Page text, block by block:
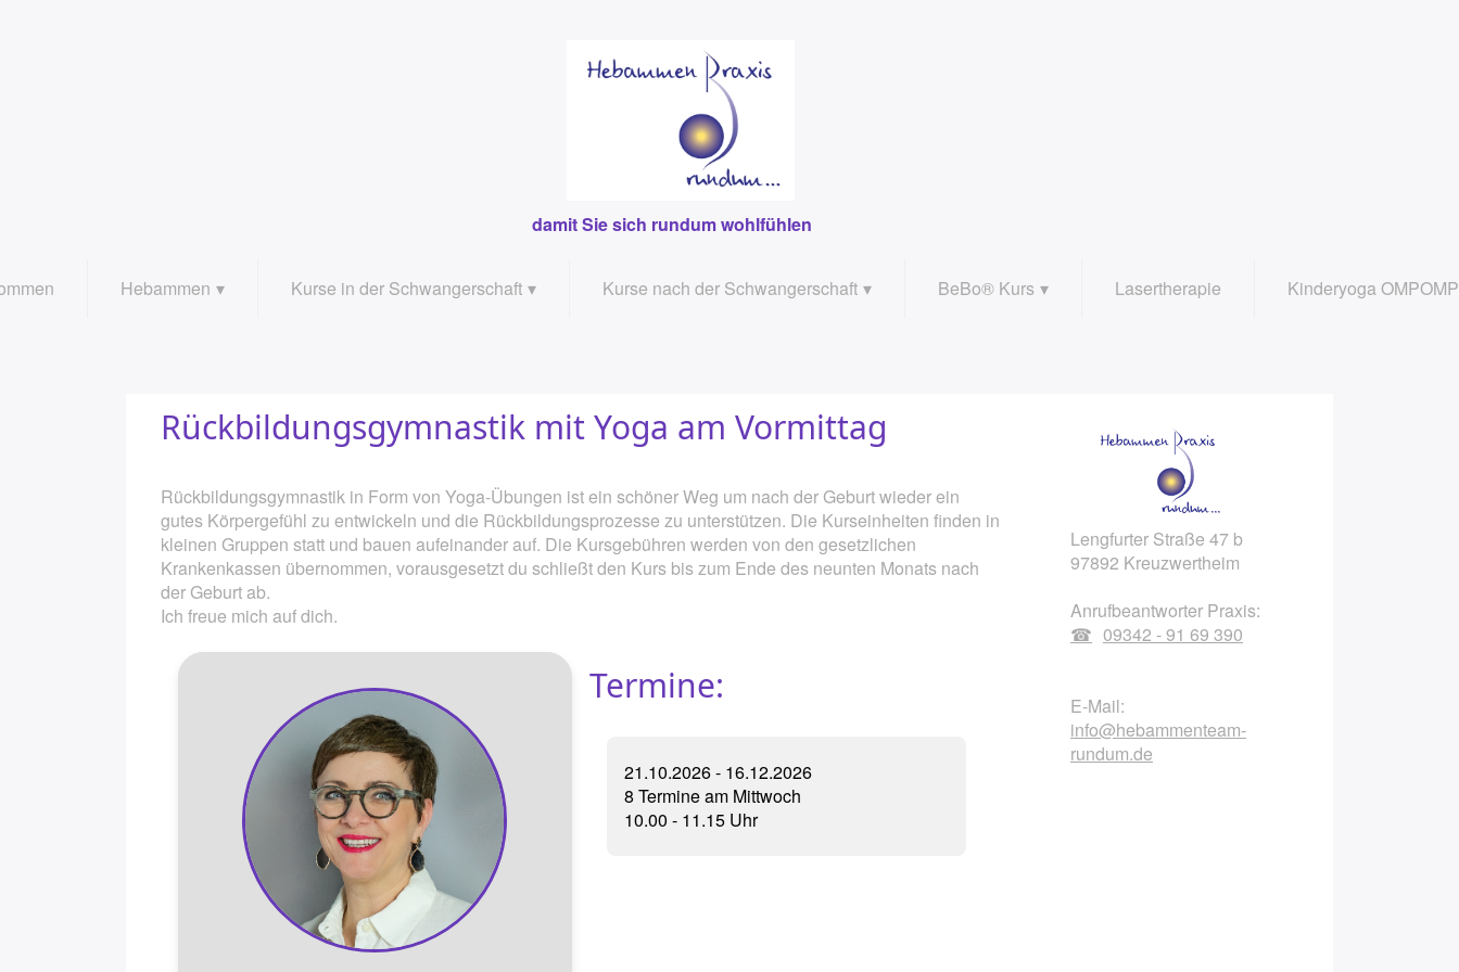
damit Sie sich rundum wohlfühlen
Hebammen Kurse in der Schwangerschaft
Wochenendpaarkurs Geburtsvorbereitung
Hypnobirthing Kompaktkurs
Kindernotfallkurs / Erste-Hilfe am Kind
Kurse nach der Schwangerschaft
Kangatraining ®
Gymnastik rund um den Rücken
Beckenbodengymnastik
ElBa
BeBo® Kurs Lasertherapie Kinderyoga
Rückbildungsgymnastik mit Yoga am Vormittag
Rückbildungsgymnastik in Form von Yoga-Übungen ist ein schöner Weg um nach der Geburt wieder ein
gutes Körpergefühl zu entwickeln und die Rückbildungsprozesse zu unterstützen. Die Kurseinheiten finden in
kleinen Gruppen statt und bauen aufeinander auf. Die Kursgebühren werden von den gesetzlichen
Krankenkassen übernommen, vorausgesetzt du schließt den Kurs bis zum Ende des neunten Monats nach
der Geburt ab.
Ich freue mich auf dich.
Termine:
21.10.2026 - 16.12.2026
8 Termine am Mittwoch
10.00 - 11.15 Uhr
Lengfurter Straße 47 b
97892 Kreuzwertheim
Anrufbeantworter Praxis:
09342 - 91 69 390
E-Mail:
info@hebammenteam-
rundum.de